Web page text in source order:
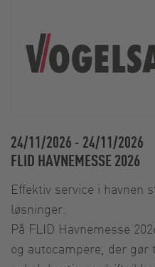
24/11/2026 - 24/11/2026
FLID HAVNEMESSE 2026
Effektiv service i havnen
løsninger.
På FLID Havnemesse
og autocampere, der gør